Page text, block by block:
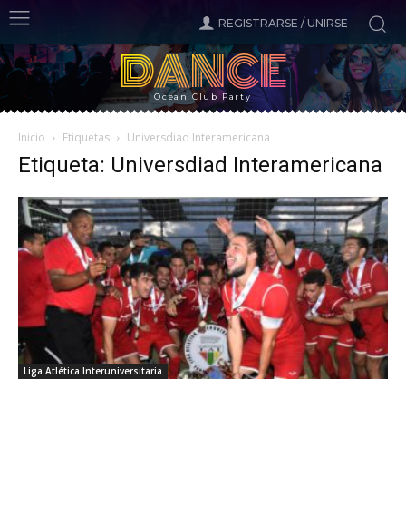
REGISTRARSE / UNIRSE
DANCE
Ocean Club Party
Inicio Etiquetas Universdiad Interamericana
Etiqueta: Universdiad Interamericana
Liga Atlética Interuniversitaria